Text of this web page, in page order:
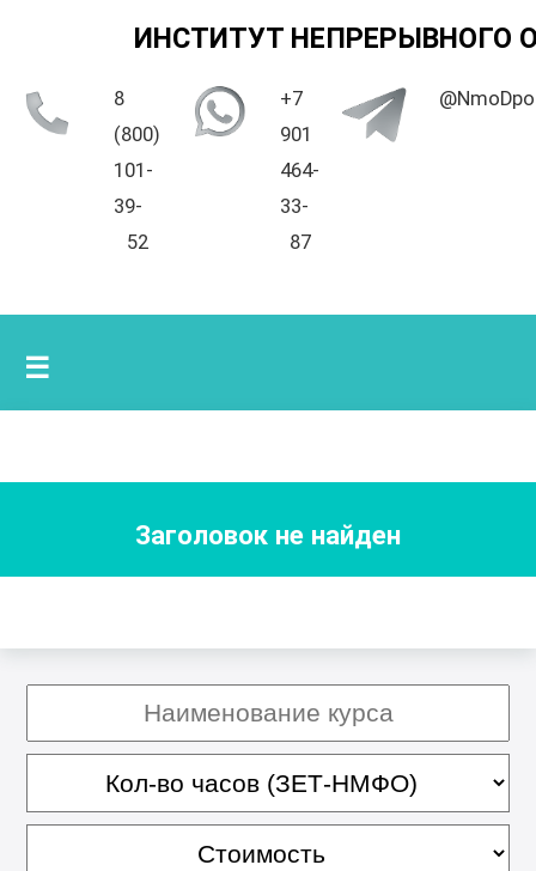
ИНСТИТУТ НЕПРЕРЫВНОГО
8
(800)
101-
39-
52
+7
901
464-
33-
87
☰
Заголовок не найден